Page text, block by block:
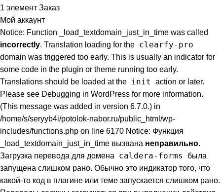
1 элемент Заказ
Мой аккаунт
Notice: Function _load_textdomain_just_in_time was called
incorrectly. Translation loading for the clearfy-pro
domain was triggered too early. This is usually an indicator for
some code in the plugin or theme running too early.
Translations should be loaded at the init
action or later.
Please see Debugging in WordPress for more information.
(This message was added in version 6.7.0.) in
/home/s/seryyb4i/potolok-nabor.ru/public_html/wp-
includes/functions.php on line 6170 Notice: Функция
_load_textdomain_just_in_time вызвана неправильно.
Загрузка перевода для домена
caldera-forms
была
запущена слишком рано. Обычно это индикатор того, что
какой-то код в плагине или теме запускается слишком рано.